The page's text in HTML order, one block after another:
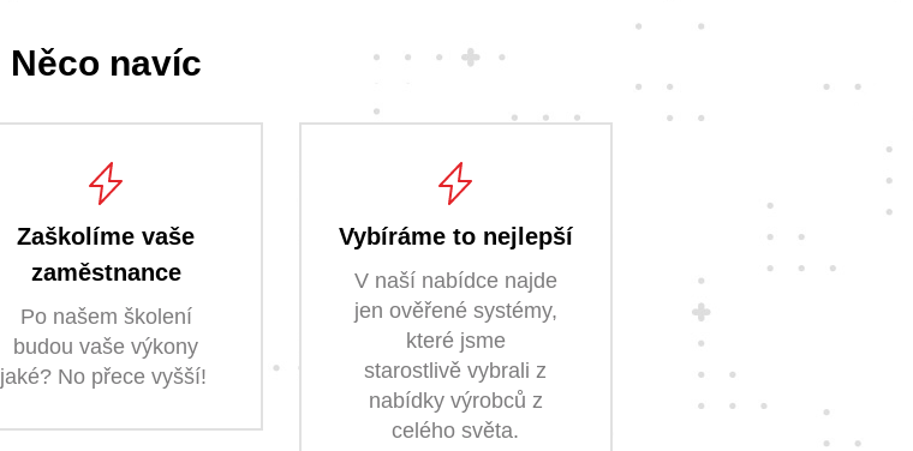
Něco navíc
Zaškolíme vaše
zaměstnance
Po našem školení
budou vaše výkony
jaké? No přece vyšší!
Vybíráme to nejlepší
V naší nabídce najde
jen ověřené systémy,
které jsme
starostlivě vybrali z
nabídky výrobců z
celého světa.